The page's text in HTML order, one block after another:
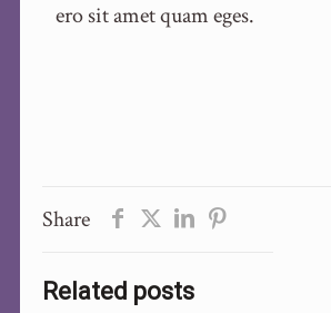
ero sit amet quam eges.
Share
Related posts